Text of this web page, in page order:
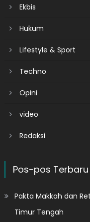
Ekbis
Hukum
Lifestyle & Sport
Techno
Opini
video
Redaksi
Pos-pos Terbaru
Pakta Makkah dan
Timur Tengah